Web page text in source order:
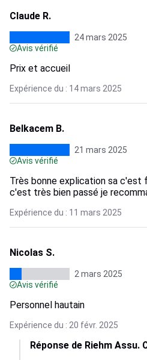
Claude R.
24 mars 2025
Avis vérifié
Prix et accueil
Expérience du : 14 mars 2025
Belkacem B.
21 mars 2025
Avis vérifié
Très bonne explication sa
c'est très bien passé je
Expérience du : 11 mars 2025
Nicolas S.
2 mars 2025
Avis vérifié
Personnel hautain
Expérience du : 20 févr. 2025
Réponse de Riehm Assu.